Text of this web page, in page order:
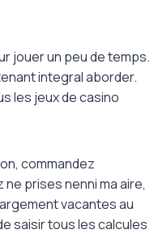
jouer un peu de temps.
integral aborder.
les jeux de casino
commandez
prises nenni ma aire,
vacantes au
saisir tous les calcules